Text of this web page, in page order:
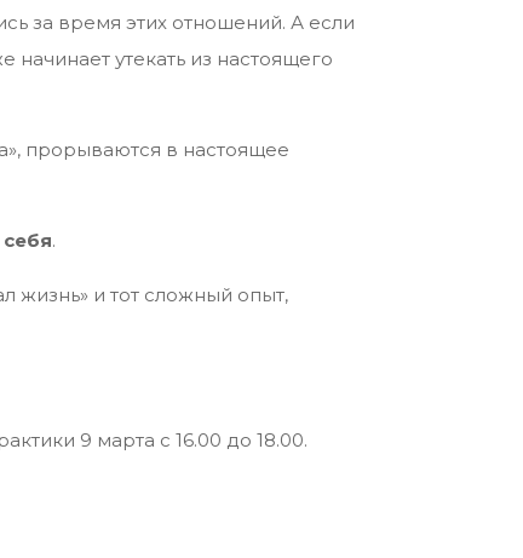
за время этих отношений. А если
начинает утекать из настоящего
прорываются в настоящее
.
жизнь» и тот сложный опыт,
9 марта с 16.00 до 18.00.